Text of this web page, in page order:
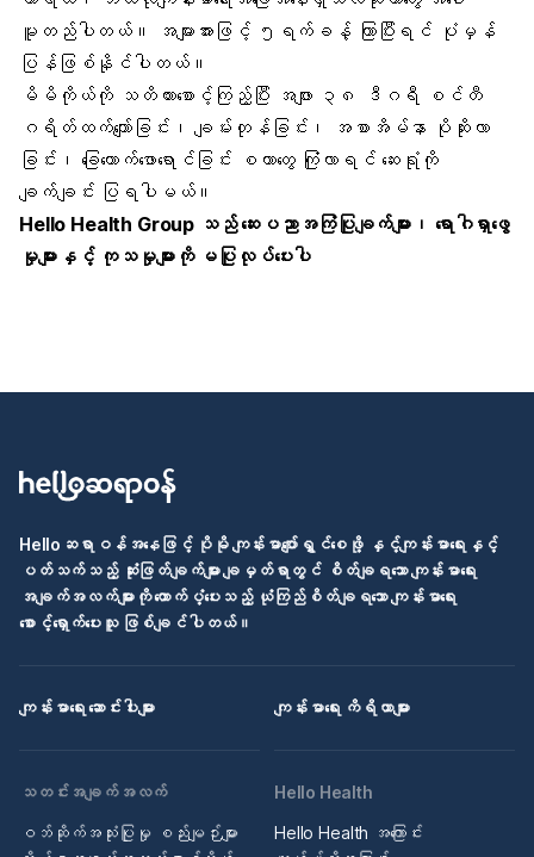
မူတည်ပါတယ်။ အများအားဖြင့် ၅ရက်ခန့် ကြာပြီးရင် ပုံမှန်
ပြန်ဖြစ်နိုင်ပါတယ်။
မိမိကိုယ်ကို သတိထားစောင့်ကြည့်ပြီး အဖျား ၃၈ ဒီဂရီ စင်တီ
ဂရိတ်ထက်ကျော်ခြင်း၊ ချမ်းတုန်ခြင်း၊ အစာအိမ်နာ ပိုဆိုးလာ
ခြင်း၊ ခြေထောက်ဖောရောင်ခြင်း စတာတွေ ကြုံလာရင် ဆေးရုံကို
ချက်ချင်း ပြရပါမယ်။
Hello Health Group သည် ဆေးပညာအကြံပြုချက်များ၊ ရောဂါရှာဖွေ
မှုများနှင့် ကုသမှုများကို မပြုလုပ်ပေးပါ
Helloဆရာဝန်အနေဖြင့် ပိုမို ကျန်းမာပျော်ရွှင်စေဖို့ နှင့်ကျန်းမာရေးနှင့်
ပတ်သက်သည့် ဆုံးဖြတ်ချက်များ ချမှတ်ရာတွင် စိတ်ချရသော ကျန်းမာရေး
အချက်အလက်များကို ထောက်ပံ့ပေးသည့် ယုံကြည်စိတ်ချရသော ကျန်းမာရေး
စောင့်ရှောက်ပေးသူ ဖြစ်ချင်ပါတယ်။
ကျန်းမာရေး ဆောင်းပါးများ ကျန်းမာရေး ကိရိယာများ
သတင်းအချက်အလက်
ဝဘ်ဆိုက်အသုံးပြုမှု စည်းမျဉ်းများ
Hello Health
Hello Health အကြောင်း